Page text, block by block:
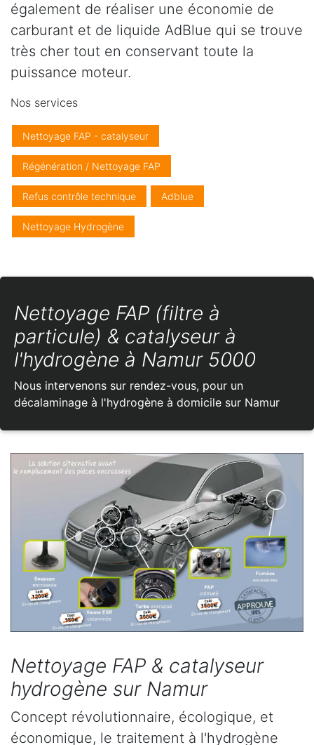
également de réaliser une économie de
carburant et de liquide AdBlue qui se trouve
très cher tout en conservant toute la
puissance moteur.
Nos services
Nettoyage FAP - catalyseur
Régénération / Nettoyage FAP
Refus contrôle technique Adblue
Nettoyage Hydrogène
Nettoyage FAP (filtre à
particule) & catalyseur à
l'hydrogène à Namur 5000
Nous intervenons sur rendez-vous, pour un
décalaminage à l'hydrogène à domicile sur Namur
Nettoyage FAP & catalyseur
hydrogène sur Namur
Concept révolutionnaire, écologique, et
économique, le traitement à l'hydrogène